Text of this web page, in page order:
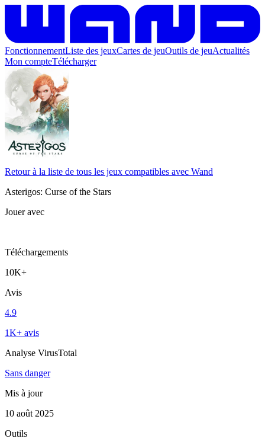
FonctionnementListe des jeuxCartes de jeuOutils de jeuActualités
Mon compteTélécharger
Retour à la liste de tous les jeux compatibles avec Wand
Asterigos: Curse of the Stars
Jouer avec
Téléchargements
10K+
Avis
4.9
1K+ avis
Analyse VirusTotal
Sans danger
Mis à jour
10 août 2025
Outils